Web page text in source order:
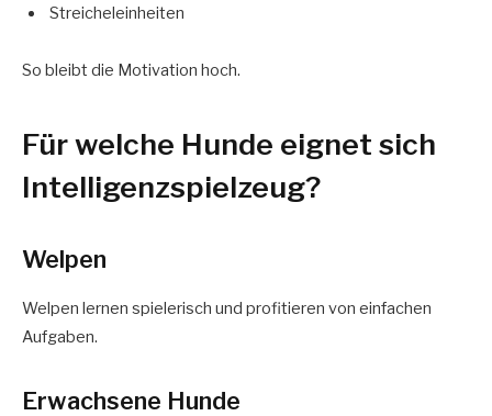
Streicheleinheiten
So bleibt die Motivation hoch.
Für welche Hunde eignet sich
Intelligenzspielzeug?
Welpen
Welpen lernen spielerisch und profitieren von einfachen
Aufgaben.
Erwachsene Hunde